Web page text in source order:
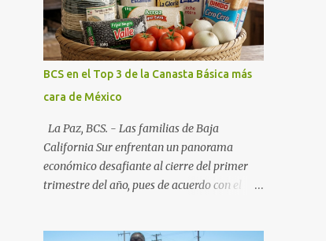
conectividad aérea en ascenso y una
derrama económica sin precedentes. Las
proyecciones para este periodo vacacional
son optimistas, con un promedio estatal que
supera el 70% . Sin embargo, la sorpresa del
año la ha dado el norte del estado. Comondú
encabeza las expectativas con un
impresionante 89% de ocupación,
impulsado por el interés creciente en el
turismo de naturaleza. Le siguen destinos
Nuevo). La Paz: 66%. Loreto: 58%. Mulegé:
BCS en el Top 3 de la Canasta Básica más
cara de México
La Paz, BCS. - Las familias de Baja
California Sur enfrentan un panorama
económico desafiante al cierre del primer
trimestre del año, pues de acuerdo con el